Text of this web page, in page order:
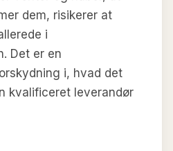
dem, risikerer at
i
Det er en
i, hvad det
kvalificeret leverandør